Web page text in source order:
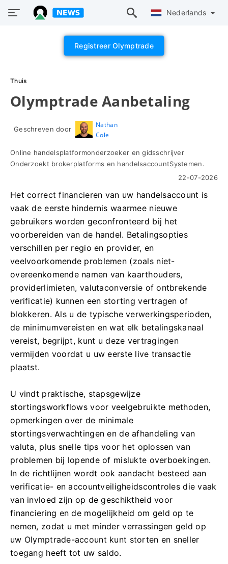
Nederlands
Registreer Olymptrade
Thuis
Olymptrade Aanbetaling
Geschreven door
Nathan
Cole
Online handelsplatformonderzoeker en gidsschrijver
Onderzoekt brokerplatforms en handelsaccountSystemen.
22-07-2026
Het correct financieren van uw handelsaccount is
vaak de eerste hindernis waarmee nieuwe
gebruikers worden geconfronteerd bij het
voorbereiden van de handel. Betalingsopties
verschillen per regio en provider, en
veelvoorkomende problemen (zoals niet-
overeenkomende namen van kaarthouders,
providerlimieten, valutaconversie of ontbrekende
verificatie) kunnen een storting vertragen of
blokkeren. Als u de typische verwerkingsperioden,
de minimumvereisten en wat elk betalingskanaal
vereist, begrijpt, kunt u deze vertragingen
vermijden voordat u uw eerste live transactie
plaatst.
U vindt praktische, stapsgewijze
stortingsworkflows voor veelgebruikte methoden,
opmerkingen over de minimale
stortingsverwachtingen en de afhandeling van
valuta, plus snelle tips voor het oplossen van
problemen bij lopende of mislukte overboekingen.
In de richtlijnen wordt ook aandacht besteed aan
verificatie- en accountveiligheidscontroles die vaak
van invloed zijn op de geschiktheid voor
financiering en de mogelijkheid om geld op te
nemen, zodat u met minder verrassingen geld op
uw Olymptrade-account kunt storten en sneller
toegang heeft tot uw saldo.